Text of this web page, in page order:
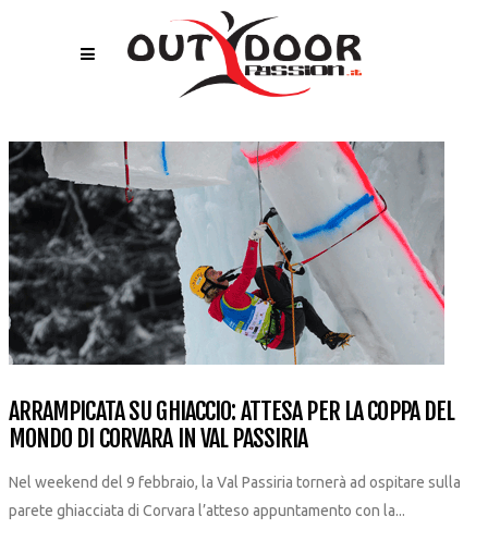
ARRAMPICATA SU GHIACCIO: ATTESA PER LA COPPA DEL
MONDO DI CORVARA IN VAL PASSIRIA
Nel weekend del 9 febbraio, la Val Passiria tornerà ad ospitare sulla
parete ghiacciata di Corvara l’atteso appuntamento con la...